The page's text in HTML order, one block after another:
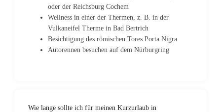
oder der Reichsburg Cochem
Wellness in einer der Thermen, z. B. in der
Vulkaneifel Therme in Bad Bertrich
Besichtigung des römischen Tores Porta Nigra
Autorennen besuchen auf dem Nürburgring
Wie lange sollte ich für meinen Kurzurlaub in